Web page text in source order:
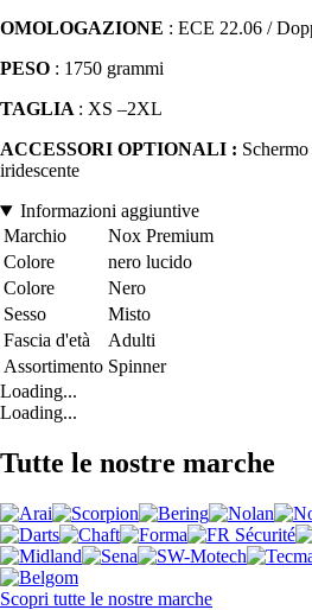
OMOLOGAZIONE : ECE 22.06 /
PESO : 1750 grammi
TAGLIA : XS –2XL
ACCESSORI OPTIONALI :
iridescente
Informazioni aggiuntive
Marchio
Nox Premium
Colore
nero lucido
Colore
Nero
Sesso
Misto
Fascia d'età
Adulti
Assortimento Spinner
Loading...
Loading...
Tutte le nostre marche
Scopri tutte le nostre marche